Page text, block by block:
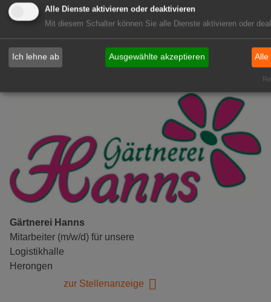
(Geselle/Meister/Techniker)
(m/w/d)
Gensingen
zur Stellenanzeige
Gärtnerei Hanns
Mitarbeiter (m/w/d) für unsere
Logistikhalle
Herongen
zur Stellenanzeige
Alle Dienste aktivieren oder deaktivieren
Mit diesem Schalter können Sie alle Dienste aktivieren oder
Ich lehne ab Ausgewählte akzeptieren Alle